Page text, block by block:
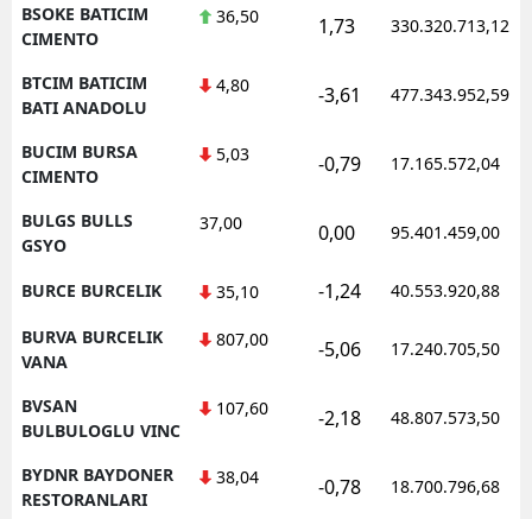
BSOKE BATICIM
CIMENTO
36,50 1,73 330.320.713,12
BTCIM BATICIM
BATI ANADOLU
4,80 -3,61 477.343.952,59
BUCIM BURSA
CIMENTO
5,03 -0,79 17.165.572,04
BULGS BULLS
GSYO
37,00 0,00 95.401.459,00
BURCE BURCELIK 35,10 -1,24 40.553.920,88
BURVA BURCELIK
VANA
807,00 -5,06 17.240.705,50
BVSAN
BULBULOGLU VINC
107,60 -2,18 48.807.573,50
BYDNR BAYDONER
RESTORANLARI
38,04 -0,78 18.700.796,68